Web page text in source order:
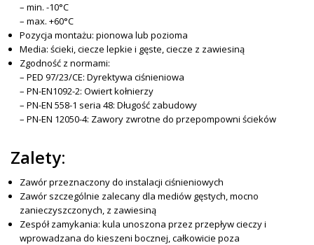
– min. -10°C
– max. +60°C
Pozycja montażu: pionowa lub pozioma
Media: ścieki, ciecze lepkie i gęste, ciecze z zawiesiną
Zgodność z normami:
– PED 97/23/CE: Dyrektywa ciśnieniowa
– PN-EN1092-2: Owiert kołnierzy
– PN-EN 558-1 seria 48: Długość zabudowy
– PN-EN 12050-4: Zawory zwrotne do przepompowni ścieków
Zalety:
Zawór przeznaczony do instalacji ciśnieniowych
Zawór szczególnie zalecany dla mediów gęstych, mocno
zanieczyszczonych, z zawiesiną
Zespół zamykania: kula unoszona przez przepływ cieczy i
wprowadzana do kieszeni bocznej, całkowicie poza